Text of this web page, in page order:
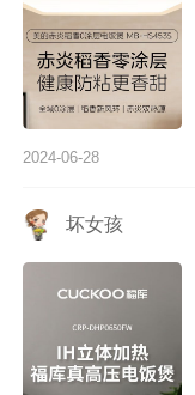
2024-06-28
坏女孩